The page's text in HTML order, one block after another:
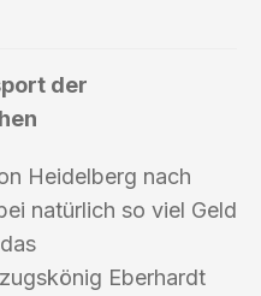
der
Heidelberg nach
natürlich so viel Geld
Eberhardt